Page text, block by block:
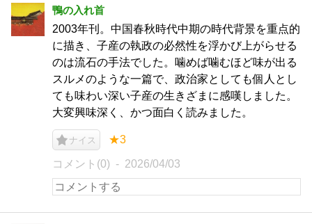
鴨の入れ首
2003年刊。中国春秋時代中期の時代背景を重点的
に描き、子産の執政の必然性を浮かび上がらせる
のは流石の手法でした。噛めば噛むほど味が出る
スルメのような一篇で、政治家としても個人とし
ても味わい深い子産の生きざまに感嘆しました。
大変興味深く、かつ面白く読みました。
ナイス ★3
コメント(0) 2026/04/03